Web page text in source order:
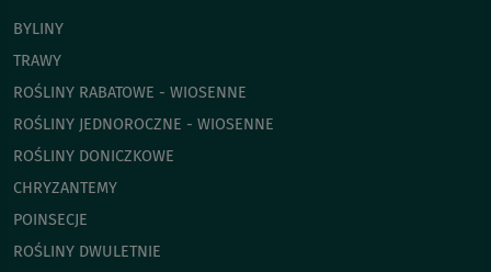
BYLINY
TRAWY
ROŚLINY RABATOWE - WIOSENNE
ROŚLINY JEDNOROCZNE - WIOSENNE
ROŚLINY DONICZKOWE
CHRYZANTEMY
POINSECJE
ROŚLINY DWULETNIE